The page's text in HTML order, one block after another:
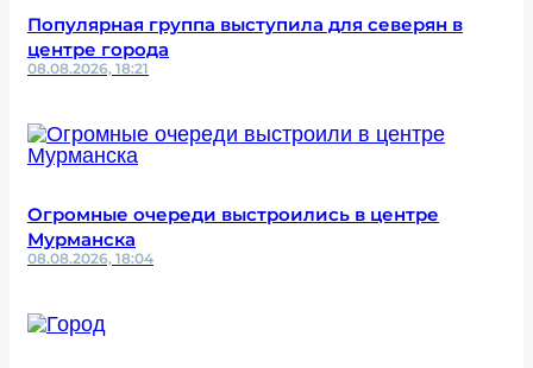
Популярная группа выступила для северян в
центре города
08.08.2026, 18:21
Огромные очереди выстроились в центре
Мурманска
08.08.2026, 18:04